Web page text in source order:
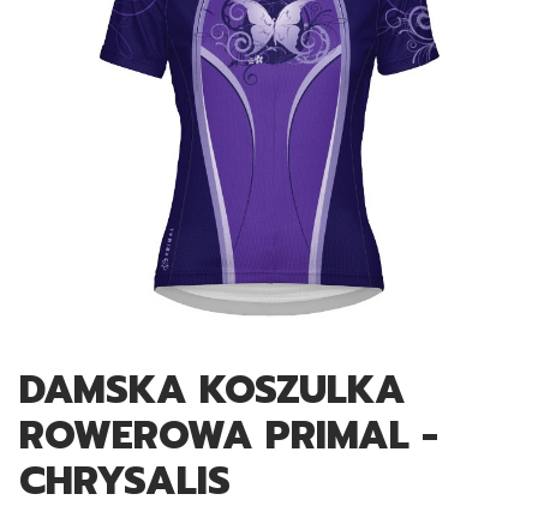
DAMSKA KOSZULKA
ROWEROWA PRIMAL -
CHRYSALIS